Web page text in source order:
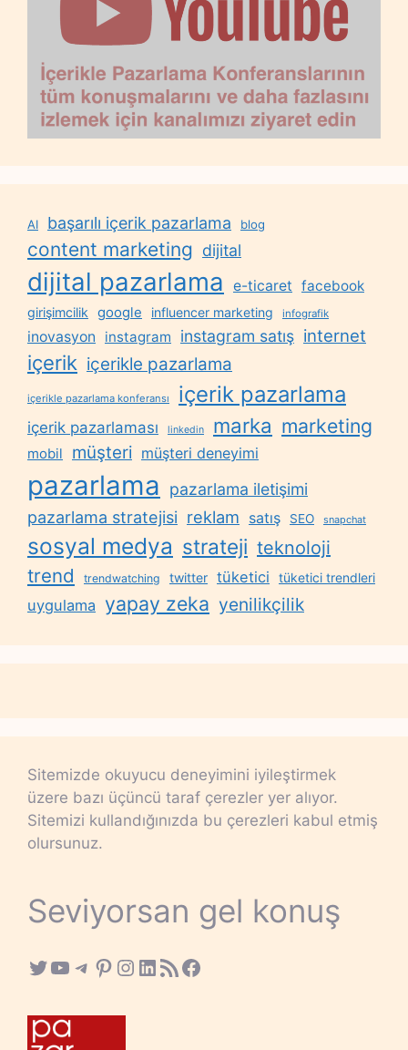
AI başarılı içerik pazarlama blog
content marketing dijital
dijital pazarlama e-ticaret facebook
girişimcilik google influencer marketing infografik
inovasyon instagram instagram satış internet
içerik içerikle pazarlama
içerikle pazarlama konferansı içerik pazarlama
içerik pazarlaması linkedin marka marketing
mobil müşteri müşteri deneyimi
pazarlama
pazarlama iletişimi
pazarlama stratejisi reklam satış SEO snapchat
sosyal medya strateji teknoloji
trend trendwatching twitter tüketici tüketici trendleri
uygulama yapay zeka yenilikçilik
Sitemizde okuyucu deneyimini iyileştirmek
üzere bazı üçüncü taraf çerezler yer alıyor.
Sitemizi kullandığınızda bu çerezleri kabul etmiş
olursunuz.
Seviyorsan gel konuş
Twitter
YouTube
Telegram
Pinterest
Instagram
LinkedIn
RSS FeedFacebook